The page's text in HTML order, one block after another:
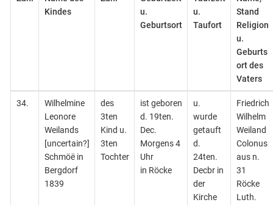
Kindes
u.
Geburtsort
u.
Taufort
Stand
Religion
u.
Geburts
ort des
Vaters
34.
Wilhelmine
Leonore
Weilands
[uncertain?]
Schmöë in
Bergdorf
1839
des
3ten
Kind u.
3ten
Tochter
ist geboren
d. 19ten.
Dec.
Morgens 4
Uhr
in Röcke
u.
wurde
getauft
d.
24ten.
Decbr in
der
Kirche
Friedrich
Wilhelm
Weiland
Colonus
aus n.
31
Röcke
Luth.